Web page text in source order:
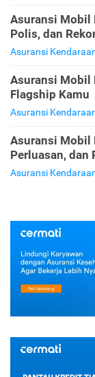
Asuransi Mobil
Polis, dan
Asuransi
Asuransi Mobil
Flagship Kamu
Asuransi
Asuransi Mobil
Perluasan, dan
Asuransi